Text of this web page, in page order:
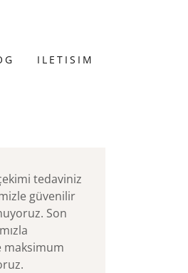
ILETISIM
tedaviniz
güvenilir
Son
maksimum